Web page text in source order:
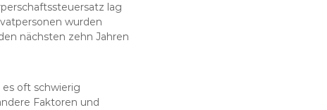
lag
wurden
nächsten zehn Jahren
oft schwierig
Faktoren und